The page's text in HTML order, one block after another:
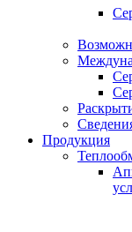
Продукция